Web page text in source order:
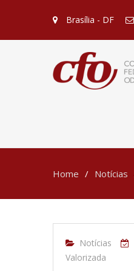
Brasília - DF
Home Notícias
Notícias
Valorizada